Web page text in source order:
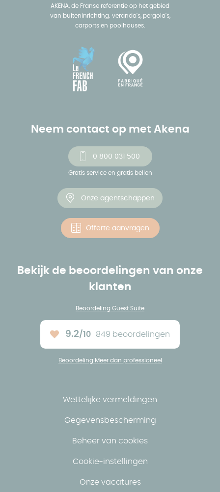
AKENA, de Franse referentie op het gebied
van buiteninrichting: veranda's, pergola's,
carports en poolhouses.
Neem contact op met Akena
0 800 031 500
Gratis service en gratis bellen
Onze agentschappen
Offerte aanvragen
Bekijk de beoordelingen van onze
klanten
Beoordeling Guest Suite
Ons gemiddelde :
9.2/10 849 beoordelingen
Beoordeling Meer dan professioneel
Wettelijke vermeldingen
Gegevensbescherming
Beheer van cookies
Cookie-instellingen
Onze vacatures